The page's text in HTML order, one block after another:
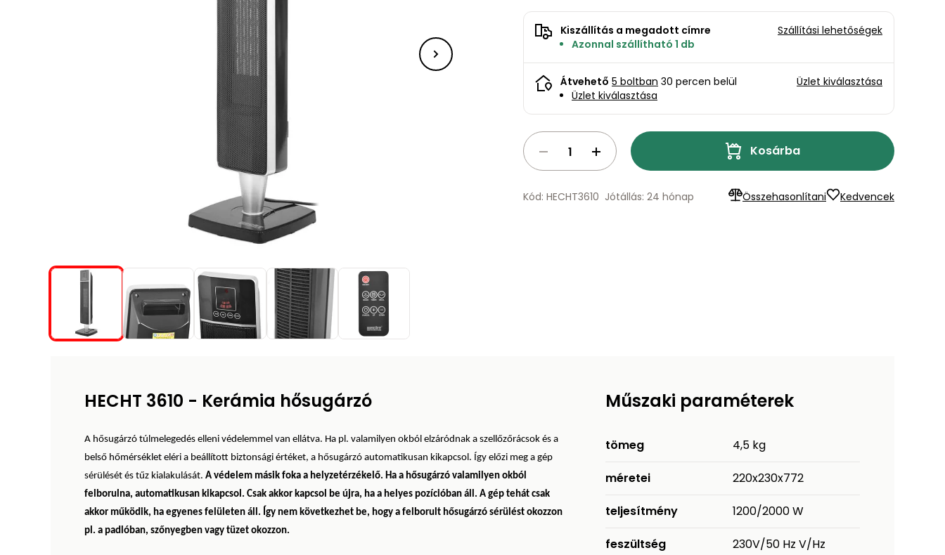
Kiszállítás a megadott címre
Azonnal szállítható 1 db
Szállítási lehetőségek
Átvehető 5 boltban 30 percen belül
Üzlet kiválasztása
Üzlet kiválasztása
Kosárba
Összehasonlítani Kedvencek
Kód: HECHT3610 Jótállás: 24 hónap
HECHT 3610 - Kerámia hősugárzó
A hősugárzó túlmelegedés elleni védelemmel van ellátva. Ha pl. valamilyen okból elzáródnak a szellőzőrácsok és a
belső hőmérséklet eléri a beállított biztonsági értéket, a hősugárzó automatikusan kikapcsol. Így előzi meg a gép
sérülését és tűz kialakulását. A védelem másik foka a helyzetérzékelő. Ha a hősugárzó valamilyen okból
felborulna, automatikusan kikapcsol. Csak akkor kapcsol be újra, ha a helyes pozícióban áll. A gép tehát csak
akkor működik, ha egyenes felületen áll. Így nem következhet be, hogy a felborult hősugárzó sérülést okozzon
pl. a padlóban, szőnyegben vagy tüzet okozzon.
Műszaki paraméterek
tömeg 4,5 kg
méretei 220x230x772
teljesítmény 1200/2000 W
feszültség 230V/50 Hz V/Hz